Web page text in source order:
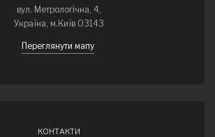
вул. Метрологічна, 4,
Україна, м.Київ 03143
Переглянути мапу
КОНТАКТИ